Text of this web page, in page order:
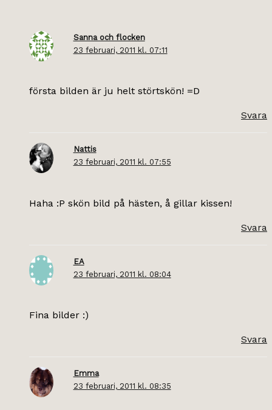
Sanna och flocken
23 februari, 2011 kl. 07:11
första bilden är ju helt störtskön! =D
Svara
Nattis
23 februari, 2011 kl. 07:55
Haha :P skön bild på hästen, å gillar kissen!
Svara
EA
23 februari, 2011 kl. 08:04
Fina bilder :)
Svara
Emma
23 februari, 2011 kl. 08:35